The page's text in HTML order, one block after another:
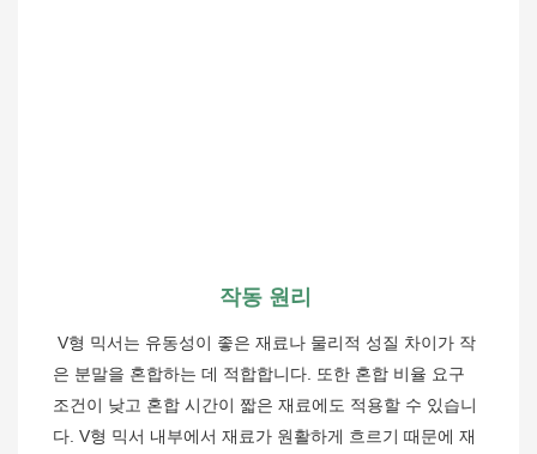
작동 원리
V형 믹서는 유동성이 좋은 재료나 물리적 성질 차이가 작
은 분말을 혼합하는 데 적합합니다. 또한 혼합 비율 요구
조건이 낮고 혼합 시간이 짧은 재료에도 적용할 수 있습니
다. V형 믹서 내부에서 재료가 원활하게 흐르기 때문에 재